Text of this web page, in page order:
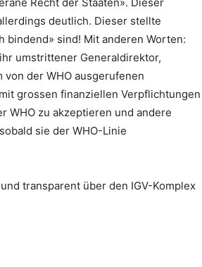
deutlich. Dieser stellte
bindend» sind! Mit anderen Worten:
umstrittener Generaldirektor,
der WHO ausgerufenen
grossen finanziellen Verpflichtungen
WHO zu akzeptieren und andere
sie der WHO-Linie
transparent über den IGV-Komplex